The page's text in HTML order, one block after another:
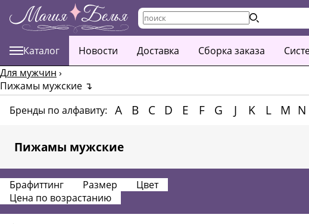
Каталог Новости Доставка Сборка заказа
Для мужчин ›
Пижамы мужские ↴
Бренды по алфавиту:
A B C D E F G J K L M N
Пижамы мужские
Брафиттинг Размер
Цвет
Цена по возрастанию